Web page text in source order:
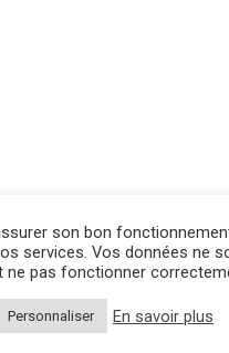
son bon
services. Vos données ne
ne pas fonctionner
Personnaliser En savoir plus